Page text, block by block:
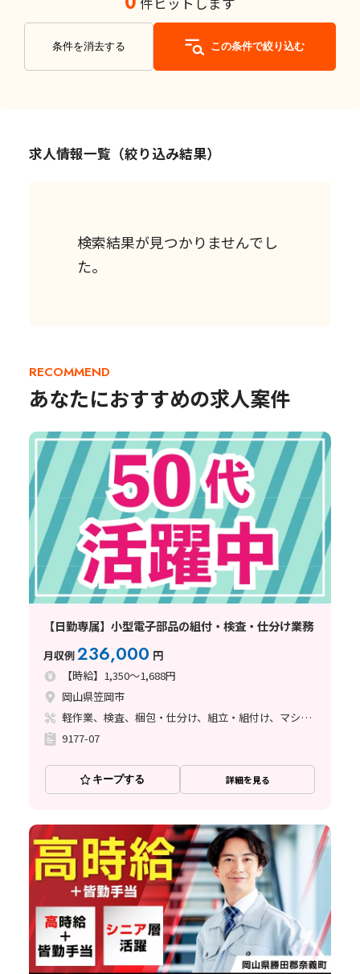
条件を消去する この条件で絞り込む
求人情報一覧（絞り込み結果）
検索結果が見つかりませんでし
た。
RECOMMEND
あなたにおすすめの求人案件
【日勤専属】小型電子部品の組付・検査・仕分け業務
月収例236,000 円
【時給】1,350～1,688円
岡山県笠岡市
軽作業、検査、梱包・仕分け、組立・組付け、マシンオペレーター、ハンダ付け
9177-07
キープする 詳細を見る